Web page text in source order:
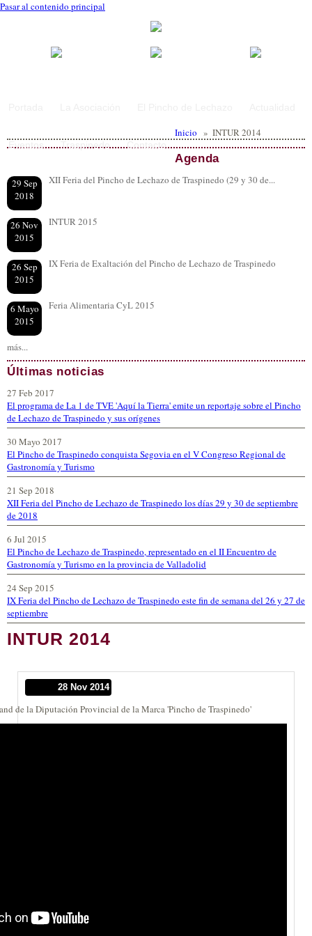
Pasar al contenido principal
Eventos Traspinedo Contacto
Inicio » INTUR 2014
Agenda
29 Sep
2018
XII Feria del Pincho de Lechazo de Traspinedo (29 y 30 de...
26 Nov
2015
INTUR 2015
26 Sep
2015
IX Feria de Exaltación del Pincho de Lechazo de Traspinedo
6 Mayo
2015
Feria Alimentaria CyL 2015
más...
Últimas noticias
27 Feb 2017
El programa de La 1 de TVE 'Aquí la Tierra' emite un reportaje sobre el Pincho
de Lechazo de Traspinedo y sus orígenes
30 Mayo 2017
El Pincho de Traspinedo conquista Segovia en el V Congreso Regional de
Gastronomía y Turismo
21 Sep 2018
XII Feria del Pincho de Lechazo de Traspinedo los días 29 y 30 de septiembre
de 2018
6 Jul 2015
El Pincho de Lechazo de Traspinedo, representado en el II Encuentro de
Gastronomía y Turismo en la provincia de Valladolid
24 Sep 2015
IX Feria del Pincho de Lechazo de Traspinedo este fin de semana del 26 y 27 de
septiembre
INTUR 2014
28 Nov 2014
de la Diputación Provincial de la Marca 'Pincho de Traspinedo'